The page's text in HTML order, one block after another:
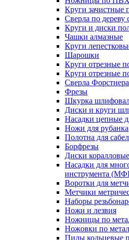
Круги зачистные
Сверла по дереву
Круги и диски
Чашки алмазные
Круги
Шарошки
Круги отрезные
Круги отрезные
Сверла Форстнера
Фрезы
Шкурка
Диски и круги
Насадки цепные
Ножи для рубанка
Полотна для
Борфрезы
Диски коралловые
Насадки для
инструмента
Воротки для
Метчики
Наборы
Ножи и лезвия
Ножницы по
Ножовки по
Пилы кольцевые